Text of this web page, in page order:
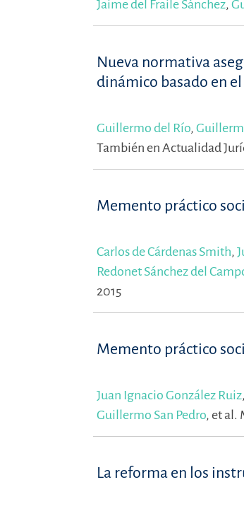
Jaime del Fraile Sánchez,
Nueva normativa
dinámico basado en
Guillermo del Río,
También en Actualidad
Memento práctico
Carlos de Cárdenas Smith,
Redonet Sánchez del
2015
Memento práctico
Juan Ignacio González Ruiz,
Guillermo San Pedro, et al.
La reforma en los